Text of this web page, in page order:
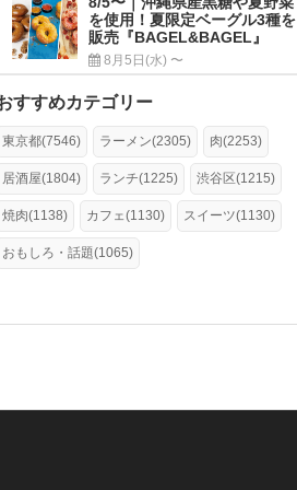
を使用！夏限定ベーグル3種を
販売『BAGEL&BAGEL』
8月5日(水) 〜
すすめカテゴリー
東京都(7546) ラーメン(2305) 肉(2253)
居酒屋(1804) ランチ(1225) 渋谷区(1215)
焼肉(1138) カフェ(1130) スイーツ(1130)
おもしろ・話題(1065)